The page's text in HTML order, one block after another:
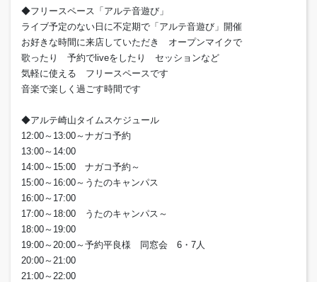
◆フリースペース「アルテ音遊び」
ライブ予定のない日に不定期で「アルテ音遊び」開催
お好きな時間に来店していただき オープンマイクで
歌ったり 予約でliveをしたり セッションなど
気軽に使える フリースペースです
音楽で楽しく過ごす時間です
◆アルテ崎山タイムスケジュール
12:00～13:00～ナガコ予約
13:00～14:00
14:00～15:00 ナガコ予約～
15:00～16:00～うたのキャンパス
16:00～17:00
17:00～18:00 うたのキャンパス～
18:00～19:00
19:00～20:00～予約平良様 同窓会 6・7人
20:00～21:00
21:00～22:00